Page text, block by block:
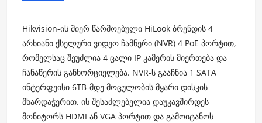
Hikvision-ის მიერ წარმოებული HiLook ბრენდის 4
არხიანი ქსელური ვიდეო ჩამწერი (NVR) 4 PoE პორტით,
რომელსაც შეუძლია 4 ცალი IP კამერის მიერთება და
ჩანაწერის განხორციელება. NVR-ს გააჩნია 1 SATA
ინტერფეისი 6TB-მდე მოცულობის მყარი დისკის
მხარდაჭერით. ის შესაძლებელია დაუკავშირდეს
მონიტორს HDMI ან VGA პორტით და გამოიტანოს